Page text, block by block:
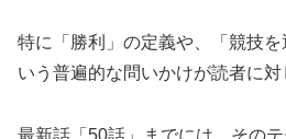
特に「勝利」の定義や、「競技
いう普遍的な問いかけが読者に対
最新話「50話」までには、その